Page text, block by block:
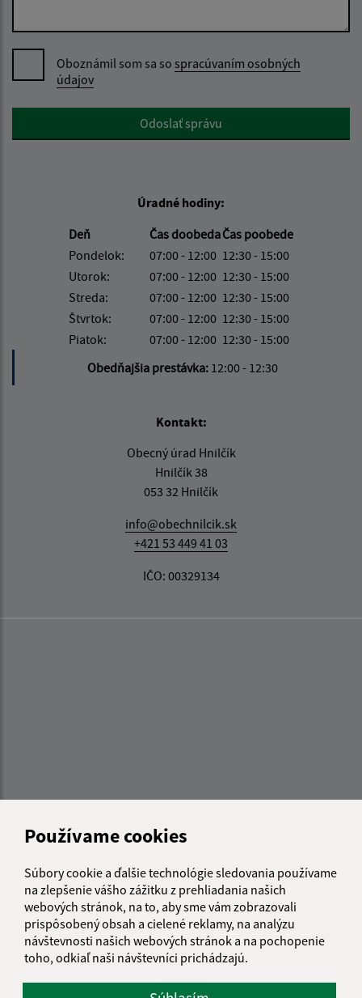
Používame cookies
Súbory cookie a ďalšie technológie sledovania používame
na zlepšenie vášho zážitku z prehliadania našich
webových stránok, na to, aby sme vám zobrazovali
prispôsobený obsah a cielené reklamy, na analýzu
návštevnosti našich webových stránok a na pochopenie
toho, odkiaľ naši návštevníci prichádzajú.
Oboznámil som sa so spracúvaním osobných
údajov
Google reCaptcha ResponseOdoslať správu
Úradné hodiny:
Deň
Čas doobedaČas poobede
Pondelok:
07:00 - 12:00 12:30 - 15:00
Utorok:
07:00 - 12:00 12:30 - 15:00
Streda:
07:00 - 12:00 12:30 - 15:00
Štvrtok:
07:00 - 12:00 12:30 - 15:00
Piatok:
07:00 - 12:00 12:30 - 15:00
Obedňajšia prestávka: 12:00 - 12:30
Kontakt:
Obecný úrad Hnilčík
Hnilčík 38
053 32 Hnilčík
info@obechnilcik.sk
+421 53 449 41 03
IČO: 00329134
Informácie o stránke:
Vyhlásenie o prístupnosti
Autorské práva
Ochrana osobných údajov
Navigácia: